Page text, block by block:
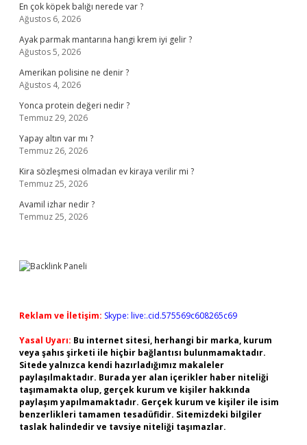
En çok köpek balığı nerede var ?
Ağustos 6, 2026
Ayak parmak mantarına hangi krem iyi gelir ?
Ağustos 5, 2026
Amerikan polisine ne denir ?
Ağustos 4, 2026
Yonca protein değeri nedir ?
Temmuz 29, 2026
Yapay altın var mı ?
Temmuz 26, 2026
Kira sözleşmesi olmadan ev kiraya verilir mi ?
Temmuz 25, 2026
Avamil izhar nedir ?
Temmuz 25, 2026
Reklam ve İletişim: Skype: live:.cid.575569c608265c69
Yasal Uyarı: Bu internet sitesi, herhangi bir marka, kurum
veya şahıs şirketi ile hiçbir bağlantısı bulunmamaktadır.
Sitede yalnızca kendi hazırladığımız makaleler
paylaşılmaktadır. Burada yer alan içerikler haber niteliği
taşımamakta olup, gerçek kurum ve kişiler hakkında
paylaşım yapılmamaktadır. Gerçek kurum ve kişiler ile isim
benzerlikleri tamamen tesadüfidir. Sitemizdeki bilgiler
taslak halindedir ve tavsiye niteliği taşımazlar.